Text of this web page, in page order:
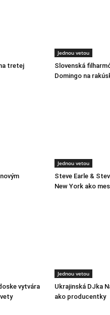
tretej
Jednou vetou
Slovenská
Domingo na
Jednou vetou
Steve Earle &
New York ako
vytvára
Jednou vetou
Ukrajinská DJka
ako producentky